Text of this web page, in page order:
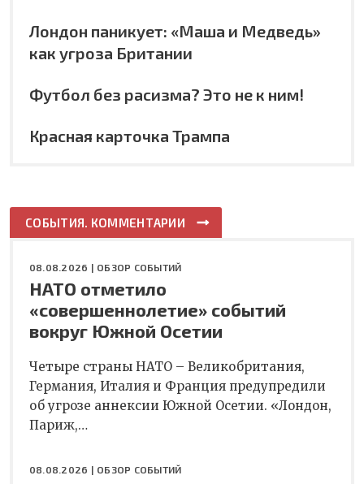
Лондон паникует: «Маша и Медведь»
как угроза Британии
Футбол без расизма? Это не к ним!
Красная карточка Трампа
СОБЫТИЯ. КОММЕНТАРИИ
08.08.2026 | ОБЗОР СОБЫТИЙ
НАТО отметило
«совершеннолетие» событий
вокруг Южной Осетии
Четыре страны НАТО – Великобритания,
Германия, Италия и Франция предупредили
об угрозе аннексии Южной Осетии. «Лондон,
Париж,…
08.08.2026 | ОБЗОР СОБЫТИЙ